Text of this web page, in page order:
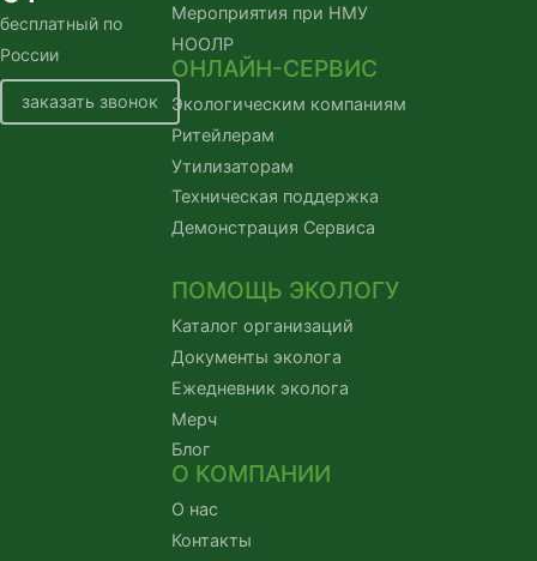
бесплатный по
России
заказать звонок
Мероприятия при НМУ
НООЛР
ОНЛАЙН-СЕРВИС
Экологическим компаниям
Ритейлерам
Утилизаторам
Техническая поддержка
Демонстрация Сервиса
ПОМОЩЬ ЭКОЛОГУ
Каталог организаций
Документы эколога
Ежедневник эколога
Мерч
Блог
О КОМПАНИИ
О нас
Контакты